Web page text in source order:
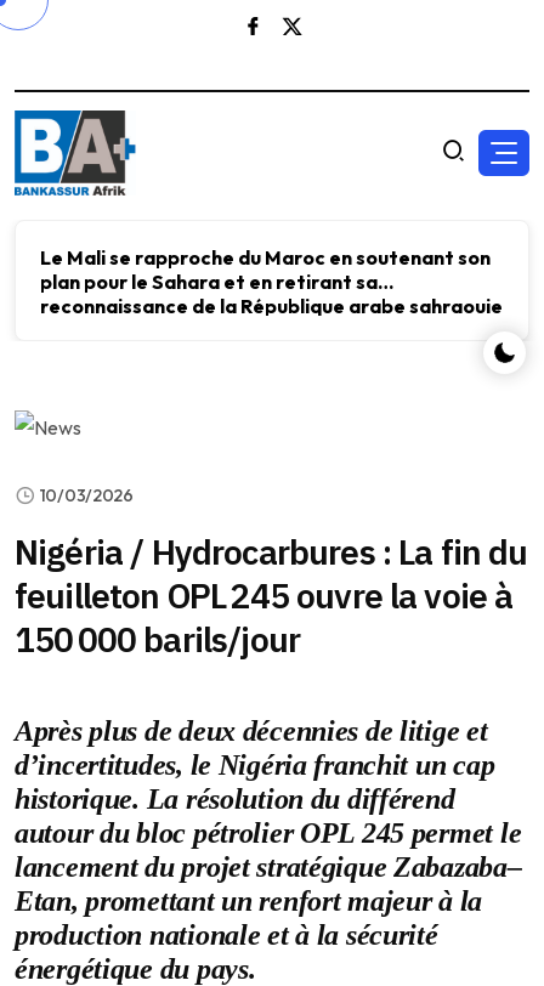
Le Mali se rapproche du Maroc en soutenant son
plan pour le Sahara et en retirant sa
reconnaissance de la République arabe sahraouie
10/03/2026
Nigéria / Hydrocarbures : La fin du
feuilleton OPL 245 ouvre la voie à
150 000 barils/jour
Après plus de deux décennies de litige et
d’incertitudes, le Nigéria franchit un cap
historique. La résolution du différend
autour du bloc pétrolier OPL 245 permet le
lancement du projet stratégique Zabazaba–
Etan, promettant un renfort majeur à la
production nationale et à la sécurité
énergétique du pays.